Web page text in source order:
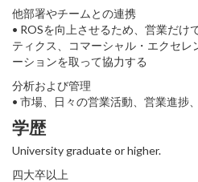
他部署やチームとの連携
• ROSを向上させるため、営業だけ
ティクス、コマーシャル・エクセレ
ーションを取って協力する
分析および管理
• 市場、日々の営業活動、営業進捗
学歴
University graduate or higher.
四大卒以上